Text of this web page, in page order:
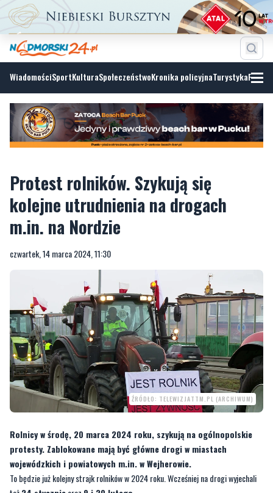
WiadomościSportKulturaSpołeczeństwoKronika policyjnaTurystyka
Protest rolników. Szykują się
m.in. na Nordzie
czwartek, 14 marca 2024, 11:30
ŹRÓDŁO: TELEWIZJATTM.PL (ARCHIWUM)
Rolnicy w środę, 20 marca 2024 roku, szykują na ogólnopolskie
protesty. Zablokowane mają być główne drogi w miastach
To będzie już kolejny strajk rolników w 2024 roku. Wcześniej na drogi wyjechali
też24 styczniaoraz9 i 20 lutego .
—Ten 20 marca będzie na pewno największym strajkiem, który będzie wymagał
więcej od rolników- mówił na antenie radiaNordaFMrolnik z NordyPaweł